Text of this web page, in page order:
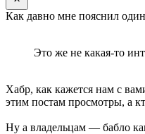
Как давно мне пояснил
Это же не какая-то
Хабр, как кажется нам с
этим постам просмотры, а
Ну а владельцам — бабло